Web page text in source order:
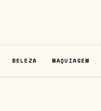
BELEZA MAQUIAGEM